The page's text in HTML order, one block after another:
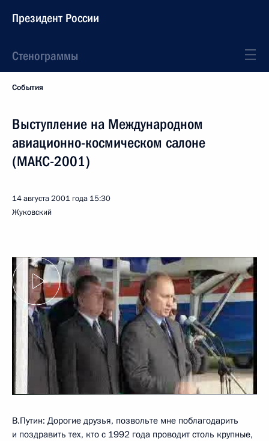
Президент России
Стенограммы
События
Выступление на Международном
авиационно-космическом салоне
(МАКС-2001)
14 августа 2001 года 15:30
Жуковский
В.Путин: Дорогие друзья, позвольте мне поблагодарить
и поздравить тех, кто с 1992 года проводит столь крупные,